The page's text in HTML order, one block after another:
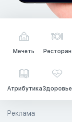
Мечеть Ресторан
АтрибутикаЗдоровье
Реклама